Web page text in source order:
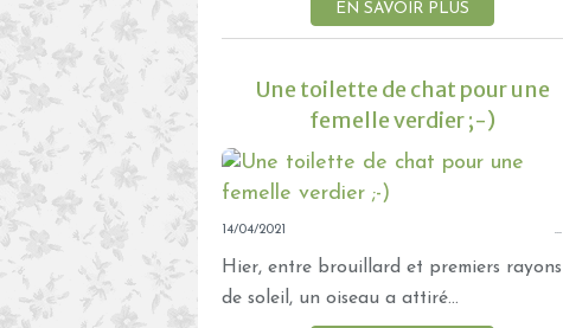
EN SAVOIR PLUS
Une toilette de chat pour une
femelle verdier ;-)
14/04/2021 …
Hier, entre brouillard et premiers rayons
de soleil, un oiseau a attiré...